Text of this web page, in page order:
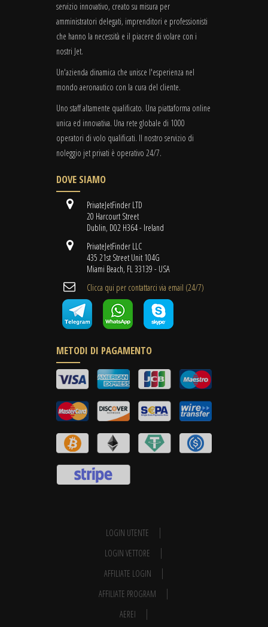
servizio innovativo, creato su misura per
amministratori delegati, imprenditori e professionisti
che hanno la necessità e il piacere di volare con i
nostri Jet.
Un'azienda dinamica che unisce l'esperienza nel
mondo aeronautico con la cura del cliente.
Uno staff altamente qualificato. Una piattaforma online
unica ed innovativa. Una rete globale di 1000
operatori di volo qualificati. Il nostro servizio di
noleggio jet privati è operativo 24/7.
DOVE SIAMO
PrivateJetFinder LTD
20 Harcourt Street
Dublin, D02 H364 - Ireland
PrivateJetFinder LLC
435 21st Street Unit 104G
Miami Beach, FL 33139 - USA
Clicca qui per contattarci via email (24/7)
METODI DI PAGAMENTO
LOGIN UTENTE
LOGIN VETTORE
AFFILIATE LOGIN
AFFILIATE PROGRAM
AEREI